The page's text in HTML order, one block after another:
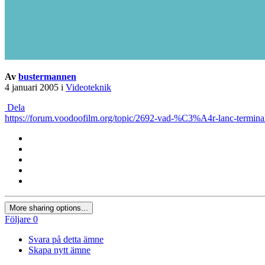
Av bustermannen
4 januari 2005 i Videoteknik
Dela
https://forum.voodoofilm.org/topic/2692-vad-%C3%A4r-lanc-
More sharing options...
Följare 0
Svara på detta ämne
Skapa nytt ämne